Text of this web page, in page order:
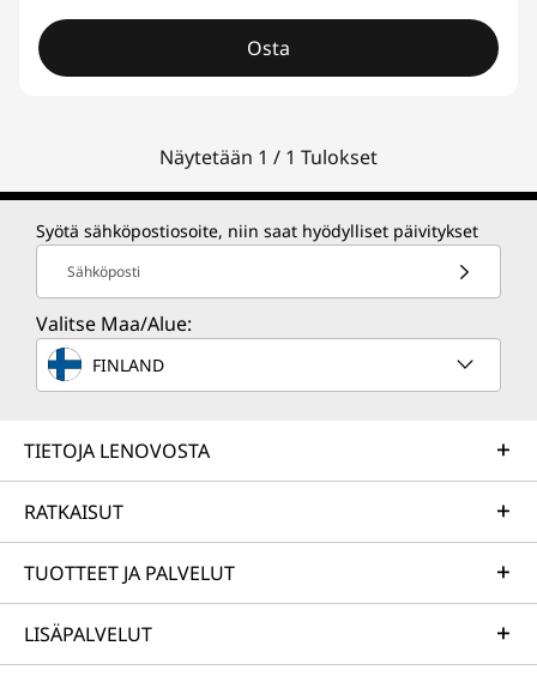
Osta
Näytetään 1 / 1 Tulokset
Syötä sähköpostiosoite, niin saat hyödylliset päivitykset
Sähköposti
Valitse Maa/Alue:
FINLAND
TIETOJA LENOVOSTA
RATKAISUT
TUOTTEET JA PALVELUT
LISÄPALVELUT